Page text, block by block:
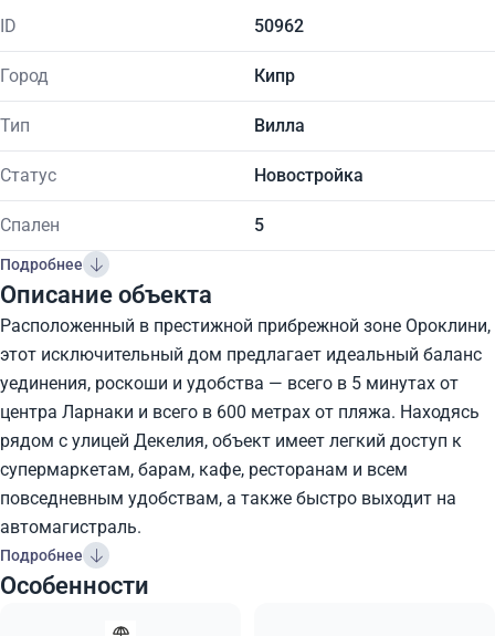
ID 50962
Город Кипр
Тип Вилла
Статус Новостройка
Спален 5
Подробнее
Описание объекта
Расположенный в престижной прибрежной зоне Ороклини,
этот исключительный дом предлагает идеальный баланс
уединения, роскоши и удобства — всего в 5 минутах от
центра Ларнаки и всего в 600 метрах от пляжа. Находясь
рядом с улицей Декелия, объект имеет легкий доступ к
супермаркетам, барам, кафе, ресторанам и всем
повседневным удобствам, а также быстро выходит на
автомагистраль.
Подробнее
Особенности